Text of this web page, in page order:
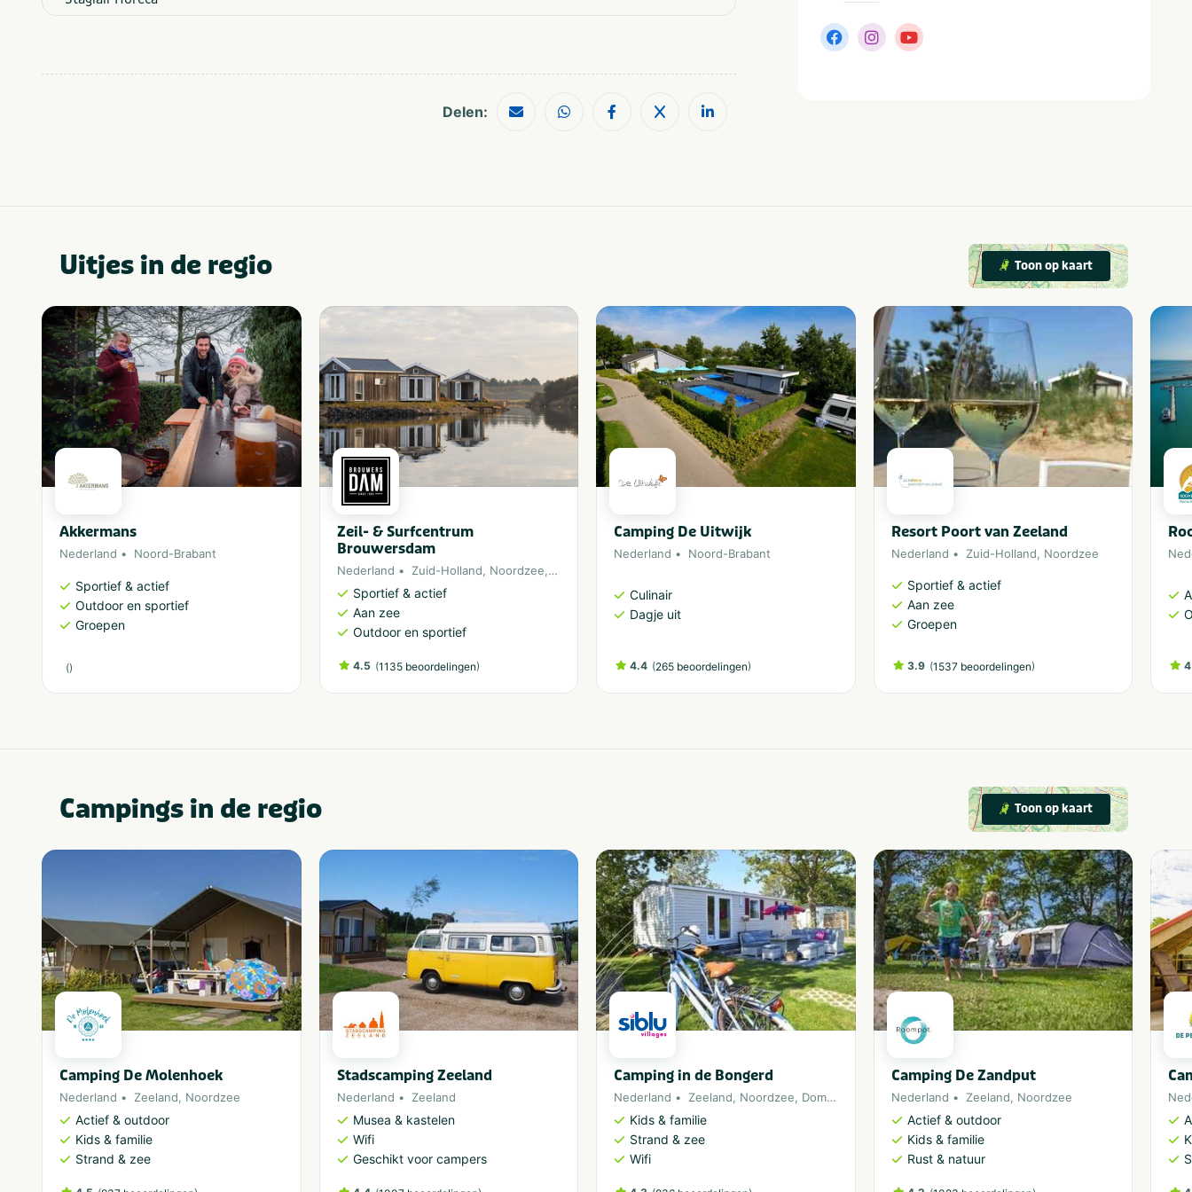
Delen:
Uitjes in de regio Toon op kaart
Akkermans
Nederland Noord-Brabant
Sportief & actief
Outdoor en sportief
Groepen
()
Zeil- & Surfcentrum
Brouwersdam
Nederland Zuid-Holland, Noordzee, Ouddorp
Sportief & actief
Aan zee
Outdoor en sportief
4.5 (1135 beoordelingen)
Camping De Uitwijk
Nederland Noord-Brabant
Culinair
Dagje uit
4.4 (265 beoordelingen)
Resort Poort van Zeeland
Nederland Zuid-Holland, Noordzee
Sportief & actief
Aan zee
Groepen
3.9 (1537 beoordelingen)
Campings in de regio Toon op kaart
Camping De Molenhoek
Nederland Zeeland, Noordzee
Actief & outdoor
Kids & familie
Strand & zee
Stadscamping Zeeland
Nederland Zeeland
Musea & kastelen
Wifi
Geschikt voor campers
Camping in de Bongerd
Nederland Zeeland, Noordzee, Domburg Oostkapelle
Kids & familie
Strand & zee
Wifi
Camping De Zandput
Nederland Zeeland, Noordzee
Actief & outdoor
Kids & familie
Rust & natuur